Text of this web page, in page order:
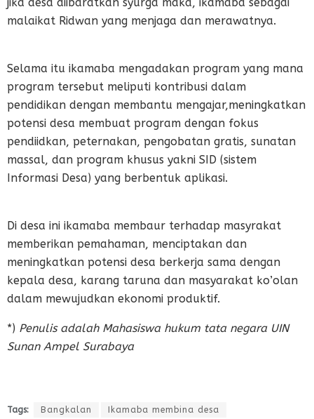
malaikat Ridwan yang menjaga dan merawatnya.
Selama itu ikamaba mengadakan program yang mana
program tersebut meliputi kontribusi dalam
pendidikan dengan membantu mengajar,meningkatkan
potensi desa membuat program dengan fokus
pendiidkan, peternakan, pengobatan gratis, sunatan
massal, dan program khusus yakni SID (sistem
Informasi Desa) yang berbentuk aplikasi.
Di desa ini ikamaba membaur terhadap masyrakat
memberikan pemahaman, menciptakan dan
meningkatkan potensi desa berkerja sama dengan
kepala desa, karang taruna dan masyarakat ko’olan
dalam mewujudkan ekonomi produktif.
*) Penulis adalah Mahasiswa hukum tata negara UIN
Sunan Ampel Surabaya
Tags: Bangkalan
Ikamaba membina desa